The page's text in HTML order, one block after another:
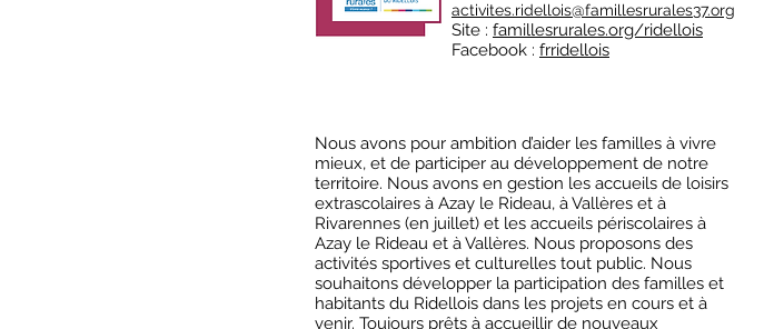
activites.ridellois@famillesrurales37.org
Site : famillesrurales.org/ridellois
Facebook : frridellois
Nous avons pour ambition d’aider les familles à vivre
mieux, et de participer au développement de notre
territoire. Nous avons en gestion les accueils de loisirs
extrascolaires à Azay le Rideau, à Vallères et à
Rivarennes (en juillet) et les accueils périscolaires à
Azay le Rideau et à Vallères. Nous proposons des
activités sportives et culturelles tout public. Nous
souhaitons développer la participation des familles et
habitants du Ridellois dans les projets en cours et à
venir. Toujours prêts à accueillir de nouveaux